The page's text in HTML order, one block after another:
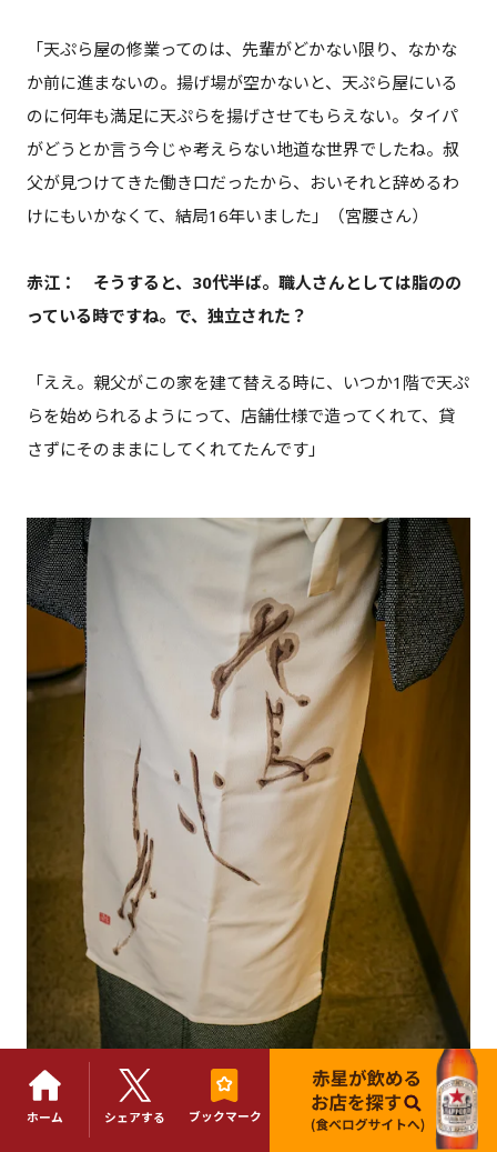
「天ぷら屋の修業ってのは、先輩がどかない限り、なかな
か前に進まないの。揚げ場が空かないと、天ぷら屋にいる
のに何年も満足に天ぷらを揚げさせてもらえない。タイパ
がどうとか言う今じゃ考えらない地道な世界でしたね。叔
父が見つけてきた働き口だったから、おいそれと辞めるわ
けにもいかなくて、結局16年いました」（宮腰さん）
赤江： そうすると、30代半ば。職人さんとしては脂のの
っている時ですね。で、独立された？
「ええ。親父がこの家を建て替える時に、いつか1階で天ぷ
らを始められるようにって、店舗仕様で造ってくれて、貸
さずにそのままにしてくれてたんです」
ホーム シェアする ブックマーク